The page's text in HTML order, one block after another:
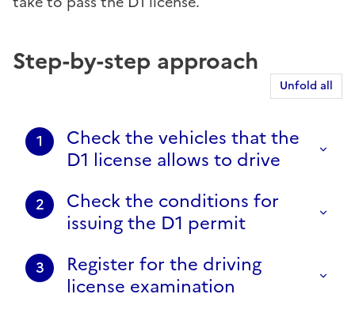
Step-by-step approach
Unfold all
1
Check the vehicles that the
D1 license allows to drive
2
Check the conditions for
issuing the D1 permit
3
Register for the driving
license examination